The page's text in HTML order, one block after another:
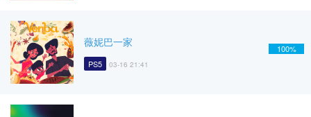
薇妮巴一家
PS5 03-16 21:41
100%